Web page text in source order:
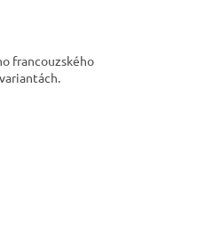
francouzského